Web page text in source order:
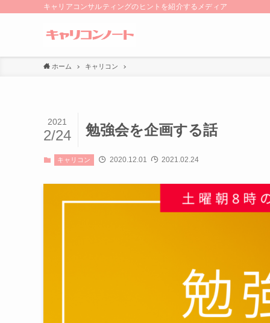
キャリアコンサルティングのヒントを紹介するメディア
ホーム キャリコン
勉強会を企画する話
2021
2/24
キャリコン 2020.12.01 2021.02.24